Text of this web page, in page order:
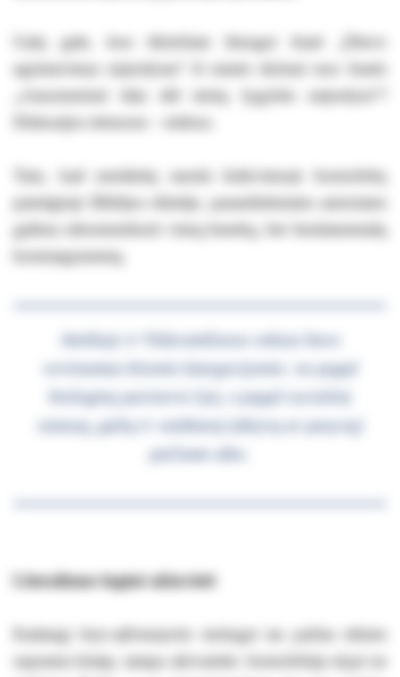
Galų gale, kuo tikinčiam žmogui frazė „Dievo
egzistavimas neįrodytas“ iš esmės skiriasi nuo frazės
„visuomeninė žala dėl teisių lygybės neįrodyta“?
Diskusijos rėmuose – niekuo.
Tam, kad nereikėtų raustis kiekvienoje homofobų
pamėgtoje Biblijos eilutėje, pasaulietiniams autoriams
galima rekomenduoti vieną bendrą, bet fundamentalų
kontrargumentą.
Antikoje ir Viduramžiuose seksas buvo
vertinamas kitomis kategorijomis: ne pagal
biologinę partnerio lytį, o pagal socialinį
statusą, galią ir vaidmenį (aktyvų ar pasyvų)
pačiame akte.
Literalizmo loginė aklavietė
Kadangi kvyr-afirmatyvūs
teologai tas pačias eilutes
supranta kitaip, tampa akivaizdu: homofobija slypi ne